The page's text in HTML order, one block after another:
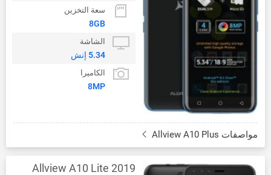
سعة التخزين
8GB
الشاشة
5.34 إنش
الكاميرا
8MP
مواصفات Allview A10 Plus
Allview A10 Lite 2019